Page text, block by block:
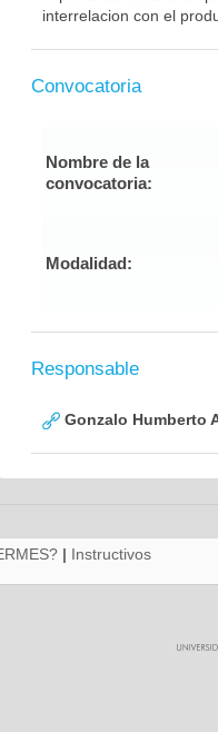
interrelacion con el
Convocatoria
Nombre de la
convocatoria:
Modalidad:
Responsable
Gonzalo Humberto
| Instructivos